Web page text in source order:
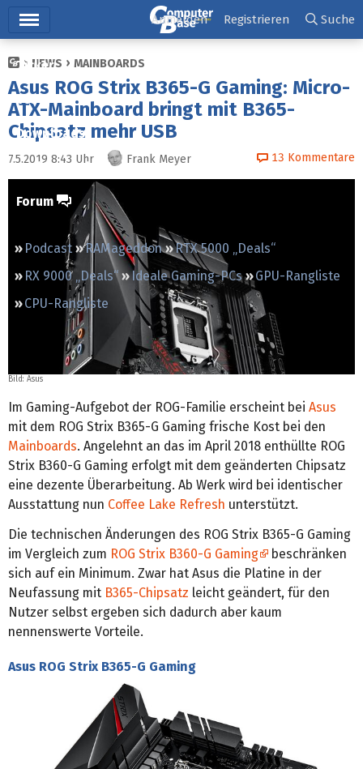
Ticker
Tests
Downloads
Preisvergleich
Forum
Podcast RAMageddon
RTX 5000 „Deals“
RX 9000 „Deals“
Ideale Gaming-PCs
GPU-Rangliste
CPU-Rangliste
Anmelden Registrieren Suche
NEWS MAINBOARDS
Asus ROG Strix B365-G Gaming: Micro-
ATX-Mainboard bringt mit B365-
Chipsatz mehr USB
7.5.2019 8:43 Uhr Frank Meyer 13 Kommentare
Bild: Asus
Im Gaming-Aufgebot der ROG-Familie erscheint bei Asus
mit dem ROG Strix B365-G Gaming frische Kost bei den
Mainboards. Angelehnt an das im April 2018 enthüllte ROG
Strix B360-G Gaming erfolgt mit dem geänderten Chipsatz
eine dezente Überarbeitung. Ab Werk wird bei identischer
Ausstattung nun Coffee Lake Refresh unterstützt.
Die technischen Änderungen des ROG Strix B365-G Gaming
im Vergleich zum ROG Strix B360-G Gaming
beschränken
sich auf ein Minimum. Zwar hat Asus die Platine in der
Neufassung mit B365-Chipsatz leicht geändert, für den
Nutzer selbst ergeben sich dadurch aber kaum
nennenswerte Vorteile.
Asus ROG Strix B365-G Gaming